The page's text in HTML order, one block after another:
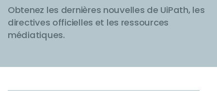
Obtenez les dernières nouvelles de UiPath, les
directives officielles et les ressources
médiatiques.